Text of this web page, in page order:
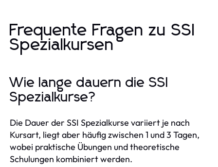
Frequente Fragen zu SSI
Spezialkursen
Wie lange dauern die SSI
Spezialkurse?
Die Dauer der SSI Spezialkurse variiert je nach
Kursart, liegt aber häufig zwischen 1 und 3 Tagen,
wobei praktische Übungen und theoretische
Schulungen kombiniert werden.